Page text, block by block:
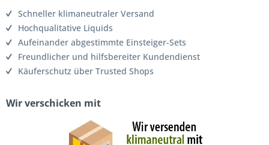
Schneller klimaneutraler Versand
Hochqualitative Liquids
Aufeinander abgestimmte Einsteiger-Sets
Freundlicher und hilfsbereiter Kundendienst
Käuferschutz über Trusted Shops
Wir verschicken mit